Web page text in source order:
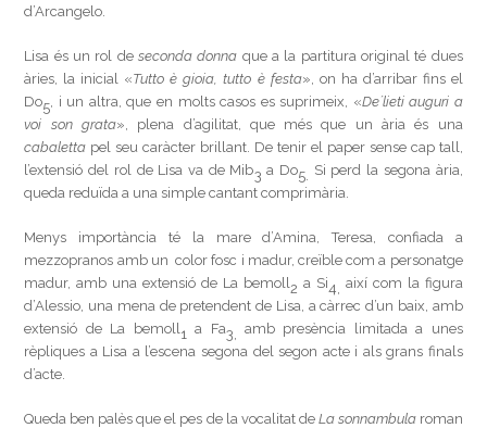
d’Arcangelo.
Lisa és un rol deseconda donna que a la partitura original té dues
àries, la inicial «Tutto è gioia, tutto è festa», on ha d’arribar fins el
Do5 , i un altra, que en molts casos es suprimeix, «De´lieti auguri a
voi son grata», plena d’agilitat, que més que un ària és una
cabaletta pel seu caràcter brillant. De tenir el paper sense cap tall,
l’extensió del rol de Lisa va de Mib3 a Do5. Si perd la segona ària,
queda reduïda a una simple cantant comprimària.
Menys importància té la mare d’Amina, Teresa, confiada a
mezzopranos amb un color fosc i madur, creïble com a personatge
madur, amb una extensió de La bemoll 2 a Si4, així com la figura
d’Alessio, una mena de pretendent de Lisa, a càrrec d’un baix, amb
extensió de La bemoll 1 a Fa3, amb presència limitada a unes
rèpliques a Lisa a l’escena segona del segon acte i als grans finals
d’acte.
Queda ben palès que el pes de la vocalitat de La sonnambularoman